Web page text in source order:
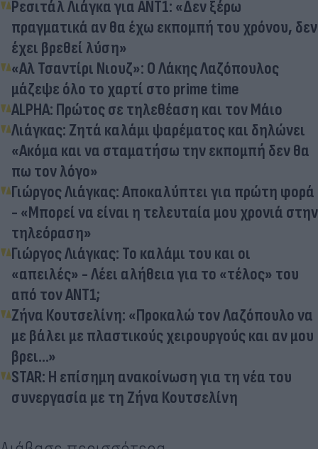
Ρεσιτάλ Λιάγκα για ΑΝΤ1: «Δεν ξέρω
πραγματικά αν θα έχω εκπομπή του χρόνου, δεν
έχει βρεθεί λύση»
«Αλ Τσαντίρι Νιουζ»: Ο Λάκης Λαζόπουλος
μάζεψε όλο το χαρτί στο prime time
ALPHA: Πρώτος σε τηλεθέαση και τον Μάιο
Λιάγκας: Ζητά καλάμι ψαρέματος και δηλώνει
«Ακόμα και να σταματήσω την εκπομπή δεν θα
πω τον λόγο»
Γιώργος Λιάγκας: Αποκαλύπτει για πρώτη φορά
- «Μπορεί να είναι η τελευταία μου χρονιά στην
τηλεόραση»
Γιώργος Λιάγκας: Το καλάμι του και οι
«απειλές» - Λέει αλήθεια για το «τέλος» του
από τον ΑΝΤ1;
Ζήνα Κουτσελίνη: «Προκαλώ τον Λαζόπουλο να
με βάλει με πλαστικούς χειρουργούς και αν μου
βρει...»
STAR: Η επίσημη ανακοίνωση για τη νέα του
συνεργασία με τη Ζήνα Κουτσελίνη